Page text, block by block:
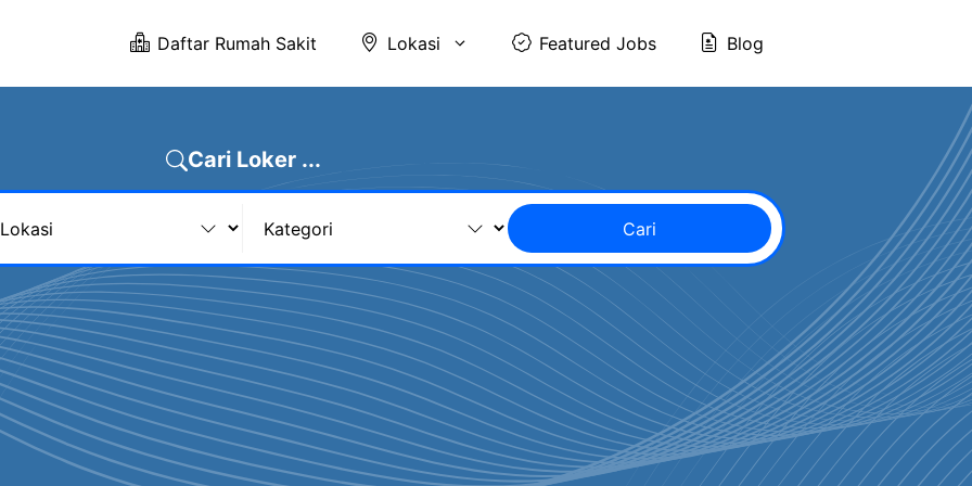
Daftar Rumah Sakit Lokasi Featured Jobs Blog
Cari Loker ...
Cari